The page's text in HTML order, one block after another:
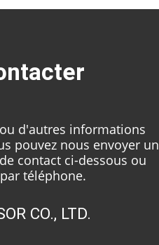
d'autres informations
pouvez nous envoyer un
contact ci-dessous ou
téléphone.
CO., LTD.